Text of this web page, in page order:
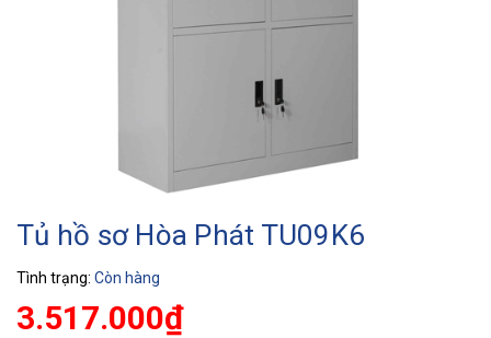
Tủ hồ sơ Hòa Phát TU09K6
Tình trạng: Còn hàng
3.517.000₫